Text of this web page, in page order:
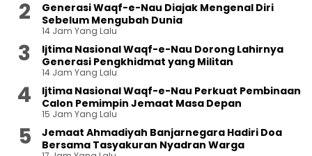
Generasi Waqf-e-Nau Diajak Mengenal Diri
Sebelum Mengubah Dunia
14 Jam Yang Lalu
Ijtima Nasional Waqf-e-Nau Dorong Lahirnya
Generasi Pengkhidmat yang Militan
14 Jam Yang Lalu
Ijtima Nasional Waqf-e-Nau Perkuat Pembinaan
Calon Pemimpin Jemaat Masa Depan
15 Jam Yang Lalu
Jemaat Ahmadiyah Banjarnegara Hadiri Doa
Bersama Tasyakuran Nyadran Warga